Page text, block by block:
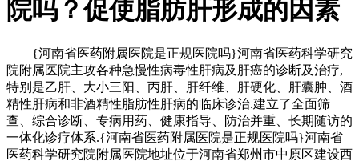
院吗？促使脂肪肝形成的因素
{河南省医药附属医院是正规医院吗}河南省医药科学研究
院附属医院主攻各种急慢性病毒性肝病及肝癌的诊断及治疗,
特别是乙肝、大小三阳、丙肝、肝纤维、肝硬化、肝囊肿、酒
精性肝病和非酒精性脂肪性肝病的临床诊治.建立了全面筛
查、综合诊断、专病用药、健康指导、防治并重、长期随访的
一体化诊疗体系.{河南省医药附属医院是正规医院吗}河南省
医药科学研究院附属医院地址位于河南省郑州市中原区建设西